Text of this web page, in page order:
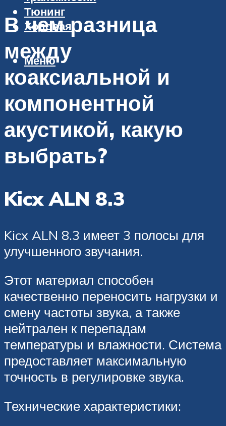
Тюнинг
Ходовая
Меню
В чем разница
между
коаксиальной и
компонентной
акустикой, какую
выбрать?
Kicx ALN 8.3
Kicx ALN 8.3 имеет 3 полосы для
улучшенного звучания.
Этот материал способен
качественно переносить нагрузки и
смену частоты звука, а также
нейтрален к перепадам
температуры и влажности. Система
предоставляет максимальную
точность в регулировке звука.
Технические характеристики: